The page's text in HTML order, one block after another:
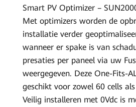
Smart PV Optimizer –
Met optimizers worden de
installatie verder
wanneer er spake is van
presaties per paneel via uw
weergegeven. Deze One-Fits-
geschikt voor zowel 60 cells
Veilig installeren met 0Vdc is